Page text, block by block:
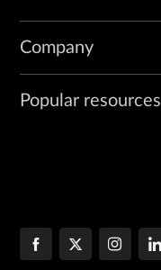
Company
Popular resources